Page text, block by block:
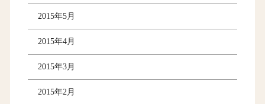
2015年5月
2015年4月
2015年3月
2015年2月